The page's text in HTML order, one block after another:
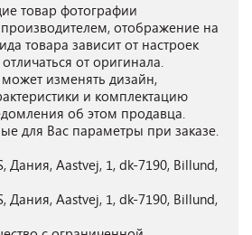
товар фотографии
отображение на
товара зависит от настроек
от оригинала.
изменять дизайн,
и комплектацию
об этом продавца.
для Вас параметры при заказе.
Дания, Aastvej, 1, dk-7190, Billund,
Дания, Aastvej, 1, dk-7190, Billund,